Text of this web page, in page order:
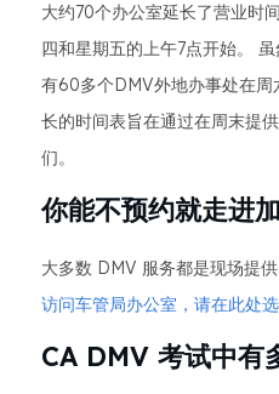
大约70个办公室延长了营业时
四和星期五的上午7点开始。
有60多个DMV外地办事处在
长的时间表旨在通过在周末提
们。
你能不预约就走进
大多数 DMV 服务都是现场提供
访问车管局办公室，请在此处选
CA DMV 考试中有